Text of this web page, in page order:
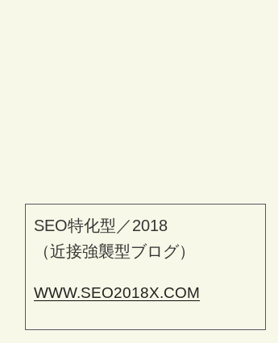
SEO特化型／2018
（近接強襲型ブログ）
WWW.SEO2018X.COM